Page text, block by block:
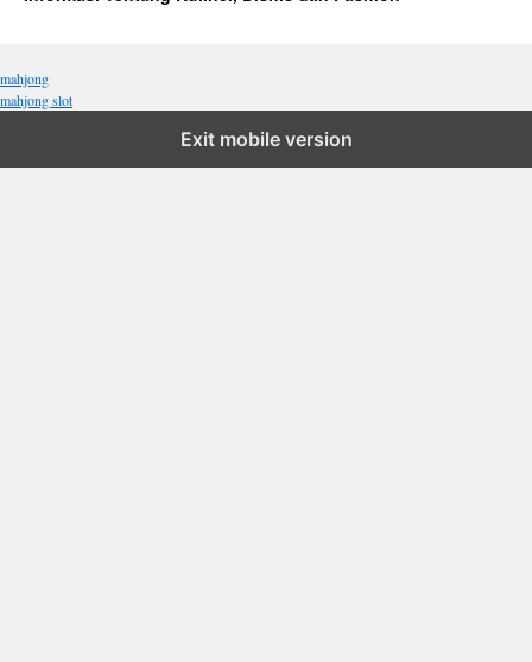
mahjong
mahjong slot
Exit mobile version